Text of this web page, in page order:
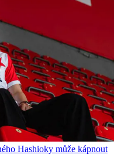
Hashioky může kápnout